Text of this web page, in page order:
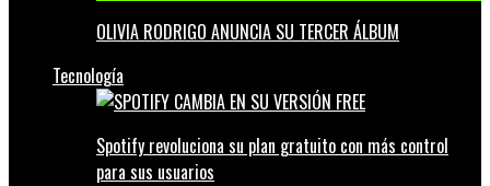
OLIVIA RODRIGO ANUNCIA SU TERCER ÁLBUM
Tecnología
Spotify revoluciona su plan gratuito con más control
para sus usuarios